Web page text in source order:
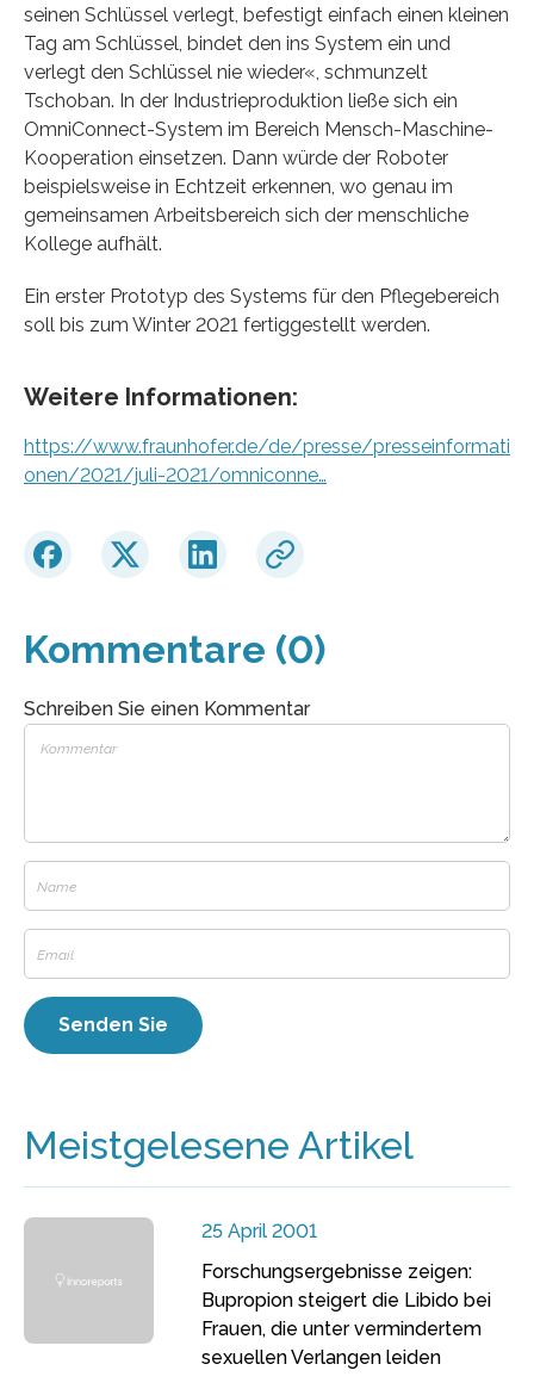
seinen Schlüssel verlegt, befestigt einfach einen kleinen
Tag am Schlüssel, bindet den ins System ein und
verlegt den Schlüssel nie wieder«, schmunzelt
Tschoban. In der Industrieproduktion ließe sich ein
OmniConnect-System im Bereich Mensch-Maschine-
Kooperation einsetzen. Dann würde der Roboter
beispielsweise in Echtzeit erkennen, wo genau im
gemeinsamen Arbeitsbereich sich der menschliche
Kollege aufhält.
Ein erster Prototyp des Systems für den Pflegebereich
soll bis zum Winter 2021 fertiggestellt werden.
Weitere Informationen:
https://www.fraunhofer.de/de/presse/presseinformati
onen/2021/juli-2021/omniconne…
Kommentare (0)
Schreiben Sie einen Kommentar
Meistgelesene Artikel
25 April 2001
Forschungsergebnisse zeigen:
Bupropion steigert die Libido bei
Frauen, die unter vermindertem
sexuellen Verlangen leiden